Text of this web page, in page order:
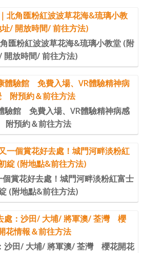
匯粉紅波波草花海&琉璃小教堂 (附
開放時間/ 前往方法)
驗館 免費入場、VR體驗精神病感
預約＆前往方法
賞花好去處！城門河畔淡粉紅富士
(附地點&前往方法)
沙田/ 大埔/ 將軍澳/ 荃灣 櫻花開花